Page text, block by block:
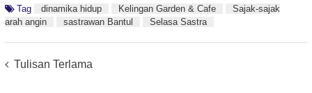
Tag dinamika hidup Kelingan Garden & Cafe
Sajak-sajak
arah angin
sastrawan Bantul Selasa Sastra
Posts
Tulisan Terlama